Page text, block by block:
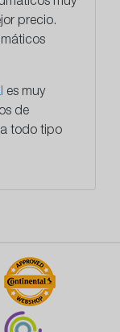
muy
precio.
es muy
de
todo tipo